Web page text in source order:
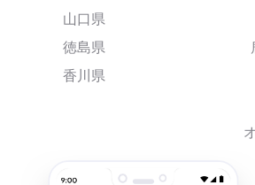
山口県
徳島県
香川県